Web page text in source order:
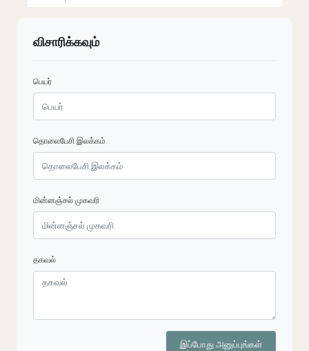
விசாரிக்கவும்
பெயர்
தொலைபேசி இலக்கம்
மின்னஞ்சல் முகவரி
தகவல்
இப்போது அனுப்புங்கள்